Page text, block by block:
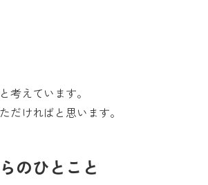
考えています。
だければと思います。​
のひとこと